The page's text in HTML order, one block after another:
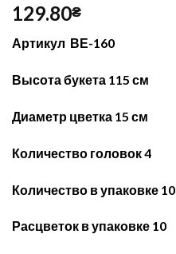
129.80₴
Артикул ВЕ-160
Высота букета 115 см
Диаметр цветка 15 см
Количество головок 4
Количество в упаковке 10
Расцветок в упаковке 10